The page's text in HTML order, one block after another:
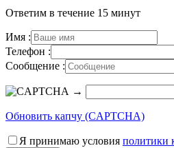
Ответим в течение 15 минут
Имя :
Телефон :
Сообщение :
→
Обновить капчу (CAPTCHA)
Я принимаю условия политики